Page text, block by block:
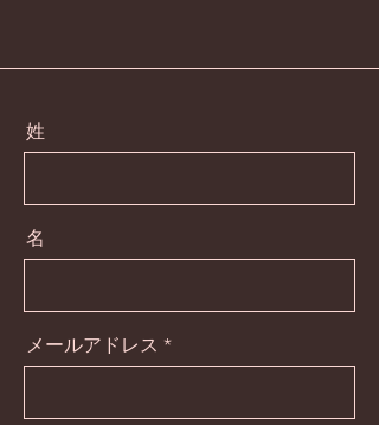
姓
名
メールアドレス